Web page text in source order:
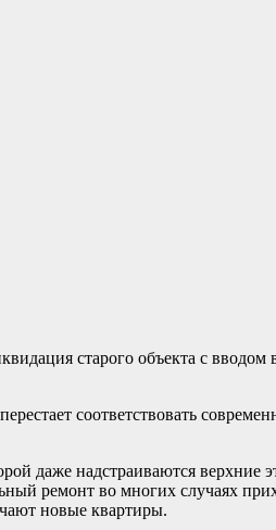
старого объекта с
соответствовать
даже надстраиваются верхние
ремонт во многих случаях
новые квартиры.